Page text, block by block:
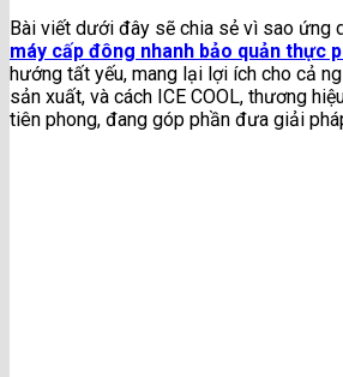
Bài viết dưới đây sẽ chia sẻ vì sao ứng
máy cấp đông nhanh bảo quản thực
hướng tất yếu, mang lại lợi ích cho cả
sản xuất, và cách ICE COOL, thương
tiên phong, đang góp phần đưa giải